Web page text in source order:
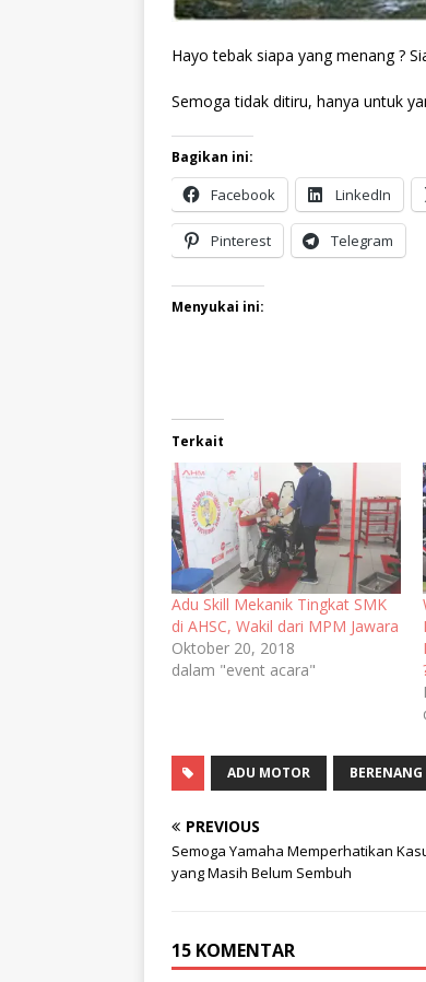
Hayo tebak siapa yang menang ?
Semoga tidak ditiru, hanya untuk
Bagikan ini:
Facebook LinkedIn
Pinterest Telegram
Menyukai ini:
Terkait
Adu Skill Mekanik Tingkat SMK
di AHSC, Wakil dari MPM Jawara
Oktober 20, 2018
dalam "event acara"
ADU MOTOR
PREVIOUS
Semoga Yamaha Memperhatikan
yang Masih Belum Sembuh
15 KOMENTAR